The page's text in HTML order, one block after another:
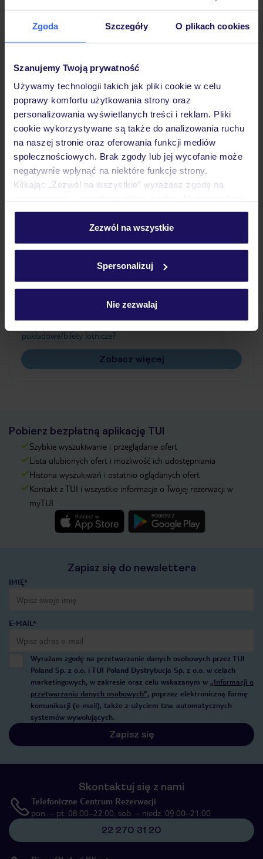
Zgoda Szczegóły O plikach cookies
Szanujemy Twoją prywatność
Używamy technologii takich jak pliki cookie w celu
poprawy komfortu użytkowania strony oraz
personalizowania wyświetlanych treści i reklam. Pliki
cookie wykorzystywane są także do analizowania ruchu
na naszej stronie oraz oferowania funkcji mediów
społecznościowych. Brak zgody lub jej wycofanie może
negatywnie wpłynąć na niektóre funkcje strony.
Klikając „Zezwól na wszystkie” wyrażasz zgodę na
personalizować swój wybór wchodząc w zakładkę
Szczegółowe informacje o plikach cookie znajdziesz
Zezwól na wszystkie
Spersonalizuj
Nie zezwalaj
Hotel
Pokoje
Wyżywienie
Atrakcje
Ważne informacje
Często zadawane pytania
Czy w Hotelu będzie przedstawiciel TUI?
pokładowe/bilety lotnicze?
Zobacz więcej
Pobierz bezpłatną aplikację TUI
Szybkie wyszukiwanie i przeglądanie ofert
Lista ulubionych ofert i możliwość ich udostępniania
Historia wyszukiwań i ostatnio oglądanych ofert
Kontakt z TUI i wszystkie informacje o Twojej rezerwacji w
myTUI
Zapisz się do newslettera
IMIĘ*
E-MAIL*
Wyrażam zgodę na przetwarzanie danych osobowych przez TUI
Poland Sp. z o.o. i TUI Poland Dystrybucja Sp. z o.o. w celach
marketingowych, w zakresie oraz celu wskazanym w „Informacji o
przetwarzaniu danych osobowych”, poprzez elektroniczną formę
komunikacji (e-mail), także z użyciem tzw. automatycznych
systemów wywołujących.
Zapisz się
Skontaktuj się z nami
Telefoniczne Centrum Rezerwacji
pon. – pt. 08:00–22:00, sob. – niedz. 09:00–21:00
22 270 31 20